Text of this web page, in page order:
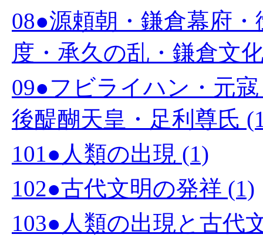
08●源頼朝・鎌倉幕府
度・承久の乱・鎌倉文
09●フビライハン・元
後醍醐天皇・足利尊氏
101●人類の出現 (1)
102●古代文明の発祥 (1)
103●人類の出現と古代